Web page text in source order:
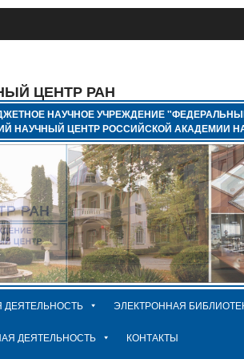
ЦЕНТР РАН
НАУЧНОЕ УЧРЕЖДЕНИЕ
НАУЧНЫЙ ЦЕНТР РОССИЙСКОЙ АКАДЕМИИ
ДЕЯТЕЛЬНОСТЬ ЭЛЕКТРОННАЯ
ДЕЯТЕЛЬНОСТЬ КОНТАКТЫ